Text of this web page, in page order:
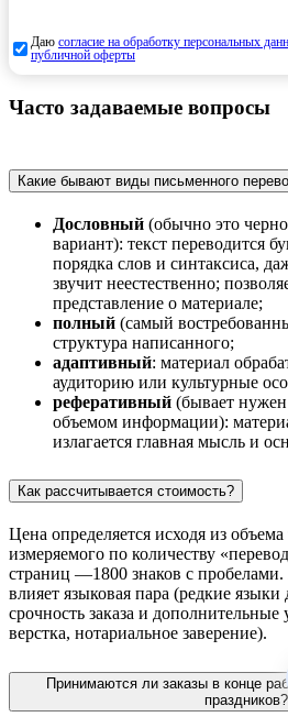
Даю согласие на обработку персональных
публичной оферты
Часто задаваемые вопросы
Какие бывают виды письменного
Дословный (обычно это
вариант): текст переводится
порядка слов и синтаксиса,
звучит неестественно;
представление о материале;
полный (самый
структура написанного;
адаптивный: материал
аудиторию или культурные
реферативный (бывает
объемом информации):
излагается главная мысль и
Как рассчитывается стоимость?
Цена определяется исходя из
измеряемого по количеству
страниц —1800 знаков с
влияет языковая пара (редкие
срочность заказа и
верстка, нотариальное заверение).
Принимаются ли заказы в конце
праздников?
Я принимаюсогласие на
иусловия публичной оферты